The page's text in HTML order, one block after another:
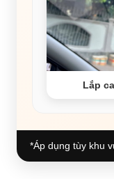
Lắp
*Áp dụng tùy khu